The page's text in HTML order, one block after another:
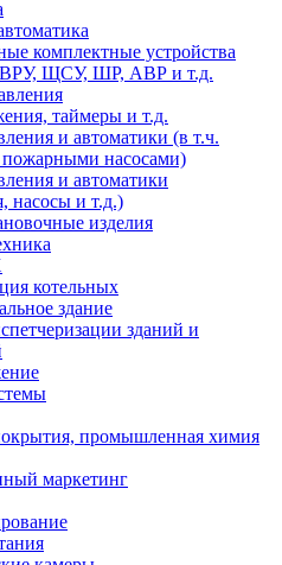
комплектные устройства
ЩСУ, ШР, АВР и т.д.
таймеры и т.д.
и автоматики (в т.ч.
пожарными насосами)
и автоматики
насосы и т.д.)
изделия
котельных
здание
зданий и
промышленная химия
маркетинг